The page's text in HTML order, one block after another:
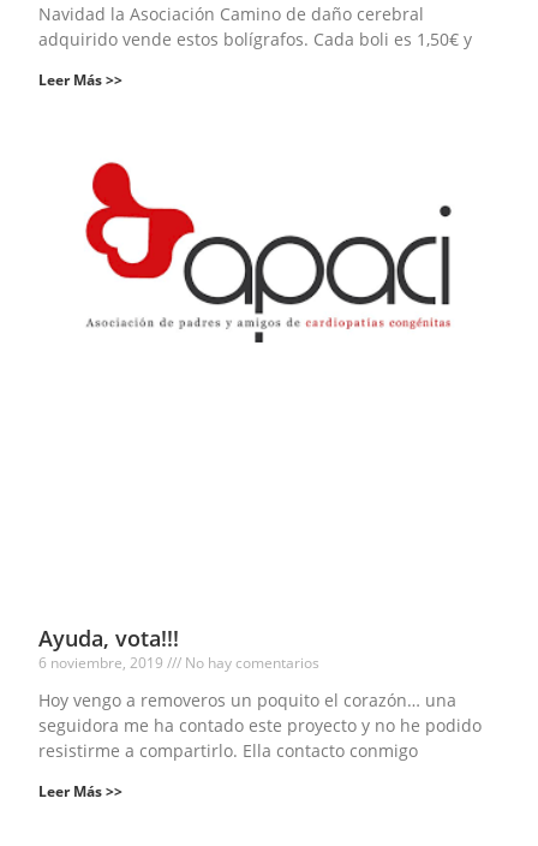
Navidad la Asociación Camino de daño cerebral
adquirido vende estos bolígrafos. Cada boli es 1,50€ y
Leer Más >>
Ayuda, vota!!!
6 noviembre, 2019 No hay comentarios
Hoy vengo a removeros un poquito el corazón… una
seguidora me ha contado este proyecto y no he podido
resistirme a compartirlo. Ella contacto conmigo
Leer Más >>